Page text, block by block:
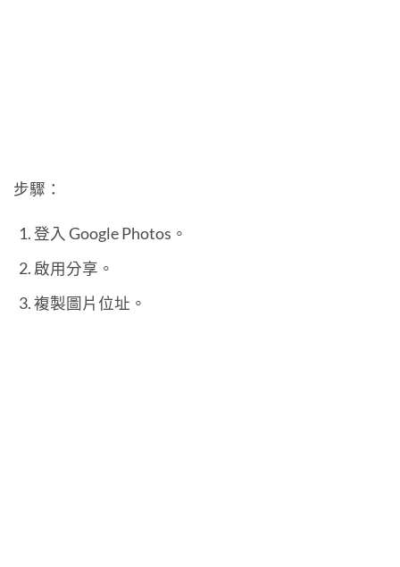
步驟：
登入 Google Photos。
啟用分享。
複製圖片位址。